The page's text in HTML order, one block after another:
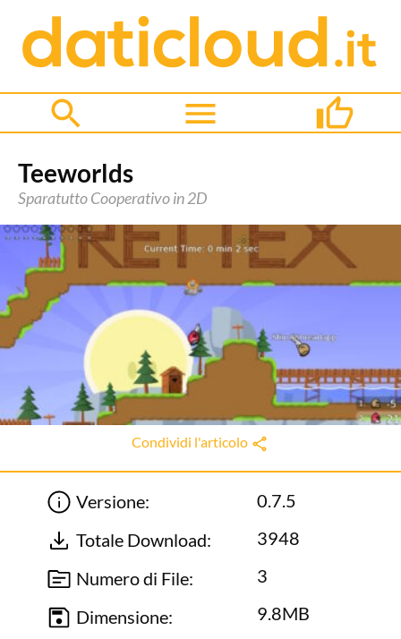
Teeworlds
Sparatutto Cooperativo in 2D
Condividi l'articolo
Versione:
Totale Download:
Numero di File:
Dimensione:
0.7.5
3948
3
9.8MB